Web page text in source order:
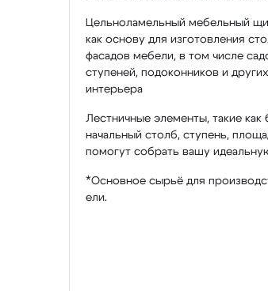
Цельноламельный мебельный
как основу для изготовления
фасадов мебели, в том числе
ступеней, подоконников и
интерьера
Лестничные элементы, такие как
начальный столб, ступень,
помогут собрать вашу
*Основное сырьё для
ели.